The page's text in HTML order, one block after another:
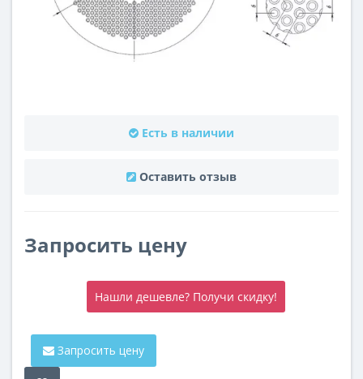
Есть в наличии
Оставить отзыв
Запросить цену
Нашли дешевле? Получи скидку!
Запросить цену